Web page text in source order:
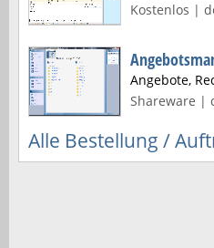
Kostenlos |
Angebote,
Shareware |
Alle Bestellung /